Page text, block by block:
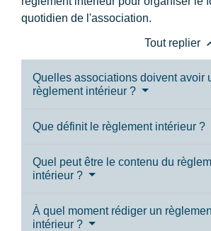
quotidien de l'association.
Tout replier
Quelles associations doivent avoir
règlement intérieur ?
Que définit le règlement intérieur ?
Quel peut être le contenu du
intérieur ?
À quel moment rédiger un
intérieur ?